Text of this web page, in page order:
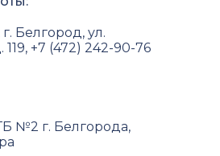
Белгород, ул.
+7 (472) 242-90-76
№2 г. Белгорода,